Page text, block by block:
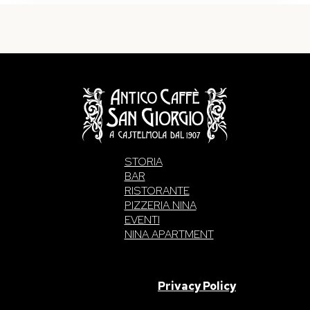
STORIA
BAR
RISTORANTE
PIZZERIA NINA
EVENTI
NINA APARTMENT
Privacy Policy